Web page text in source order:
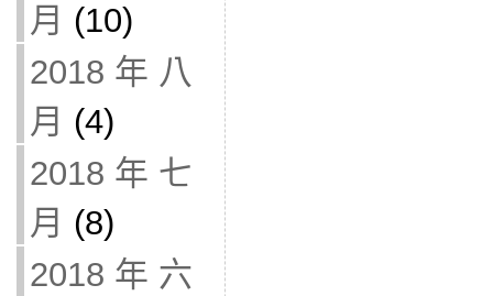
月 (10)
2018 年 八
月 (4)
2018 年 七
月 (8)
2018 年 六